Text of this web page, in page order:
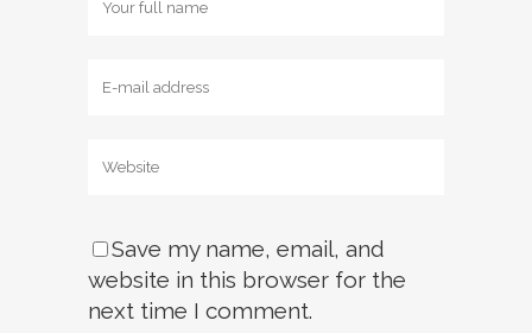
Save my name, email, and
website in this browser for the
next time I comment.